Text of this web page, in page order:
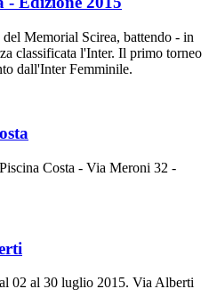
Memorial Scirea, battendo - in
classificata l'Inter. Il primo torneo
dall'Inter Femminile.
Costa - Via Meroni 32 -
02 al 30 luglio 2015. Via Alberti